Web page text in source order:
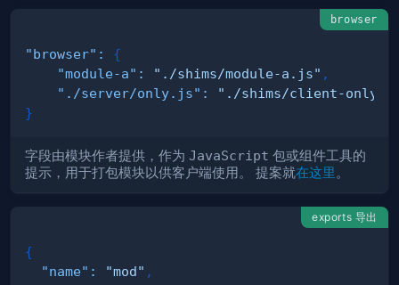
browser
"browser" :
{
"module-a" : "./shims/module-a.js" ,
"./server/only.js" :
"./shims/client-
}
字段由模块作者提供，作为 JavaScript 包或组件工具的
提示，用于打包模块以供客户端使用。 提案就在这里。
exports 导出
{
"name" : "mod" ,